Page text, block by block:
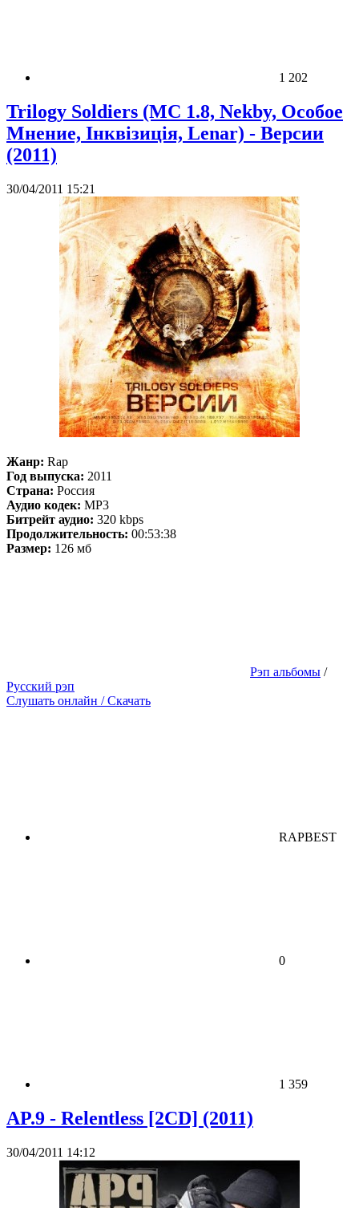
1 202
Trilogy Soldiers (MC 1.8, Nekby, Особое
Мнение, Iнквiзицiя, Lenar) - Версии
(2011)
30/04/2011 15:21
Жанр: Rap
Год выпуска: 2011
Страна: Россия
Аудио кодек: MP3
Битрейт аудио: 320 kbps
Продолжительность: 00:53:38
Размер: 126 мб
Рэп альбомы /
Русский рэп
Слушать онлайн / Скачать
RAPBEST
0
1 359
AP.9 - Relentless [2CD] (2011)
30/04/2011 14:12